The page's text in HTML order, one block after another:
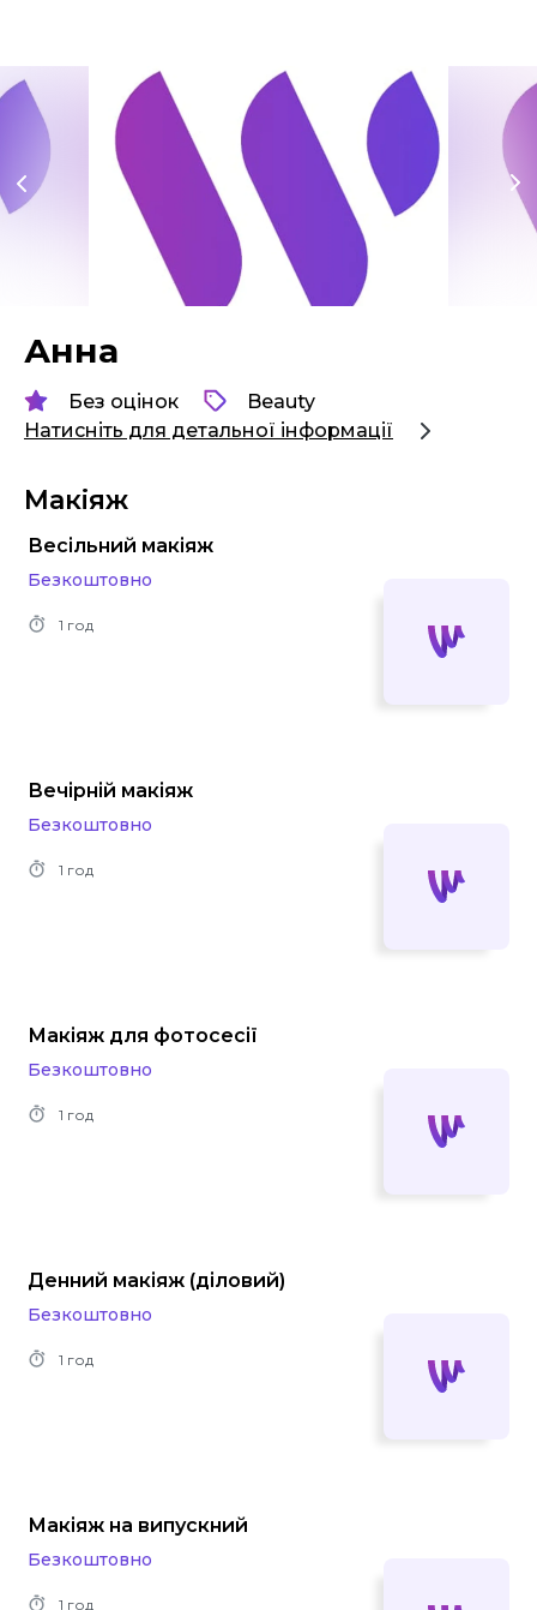
Анна
Без оцінок
Beauty
Натисніть для детальної інформації
Макіяж
Весільний макіяж
Безкоштовно
1 год
Вечірній макіяж
Безкоштовно
1 год
Макіяж для фотосесії
Безкоштовно
1 год
Денний макіяж (діловий)
Безкоштовно
1 год
Макіяж на випускний
Безкоштовно
1 год